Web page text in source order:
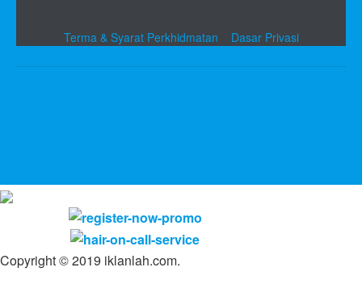
Terma & Syarat Perkhidmatan Dasar Privasi
Copyright © 2019 iklanlah.com.